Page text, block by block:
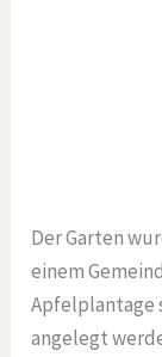
Der Garten
einem
Apfelplantage
angelegt